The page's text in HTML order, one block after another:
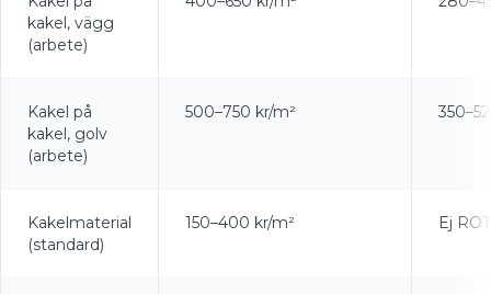
kakel, vägg
(arbete)
Kakel på
kakel, golv
(arbete)
500–750 kr/m²
Kakelmaterial
(standard)
150–400 kr/m² Ej ROT